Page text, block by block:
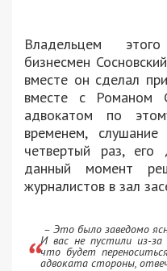
Владельцем
бизнесмен
вместе он сделал
вместе с Романом
адвокатом по
временем,
четвертый раз, его
данный момент
журналистов в зал
– Это было заведомо
И вас не пустили из-
что будет
адвоката стороны,